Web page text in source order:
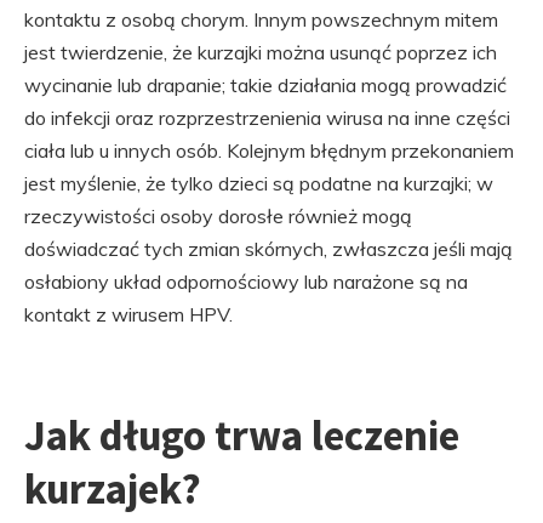
kontaktu z osobą chorym. Innym powszechnym mitem
jest twierdzenie, że kurzajki można usunąć poprzez ich
wycinanie lub drapanie; takie działania mogą prowadzić
do infekcji oraz rozprzestrzenienia wirusa na inne części
ciała lub u innych osób. Kolejnym błędnym przekonaniem
jest myślenie, że tylko dzieci są podatne na kurzajki; w
rzeczywistości osoby dorosłe również mogą
doświadczać tych zmian skórnych, zwłaszcza jeśli mają
osłabiony układ odpornościowy lub narażone są na
kontakt z wirusem HPV.
Jak długo trwa leczenie
kurzajek?